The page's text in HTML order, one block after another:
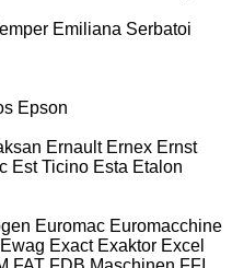
Emiliana Serbatoi
Epson
Ernault Ernex Ernst
Est Ticino Esta Etalon
Euromac Euromacchine
Ewag Exact Exaktor Excel